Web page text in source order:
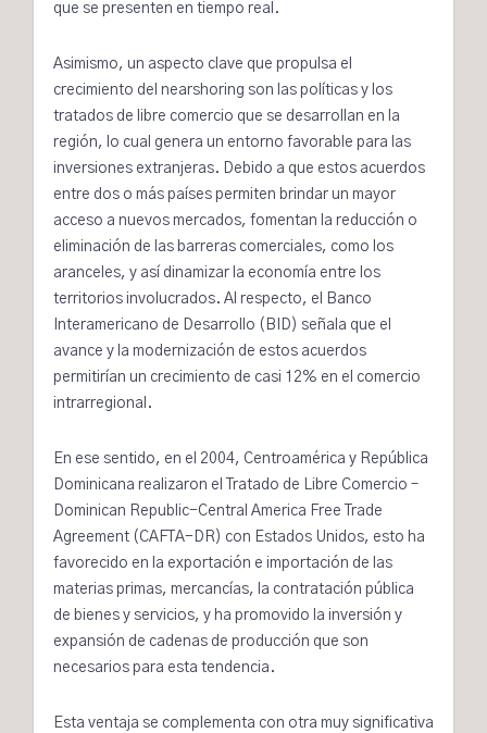
que se presenten en tiempo real.
Asimismo, un aspecto clave que propulsa el
crecimiento del nearshoring son las políticas y los
tratados de libre comercio que se desarrollan en la
región, lo cual genera un entorno favorable para las
inversiones extranjeras. Debido a que estos acuerdos
entre dos o más países permiten brindar un mayor
acceso a nuevos mercados, fomentan la reducción o
eliminación de las barreras comerciales, como los
aranceles, y así dinamizar la economía entre los
territorios involucrados. Al respecto, el Banco
Interamericano de Desarrollo (BID) señala que el
avance y la modernización de estos acuerdos
permitirían un crecimiento de casi 12% en el comercio
intrarregional.
En ese sentido, en el 2004, Centroamérica y República
Dominicana realizaron el Tratado de Libre Comercio –
Dominican Republic-Central America Free Trade
Agreement (CAFTA-DR) con Estados Unidos, esto ha
favorecido en la exportación e importación de las
materias primas, mercancías, la contratación pública
de bienes y servicios, y ha promovido la inversión y
expansión de cadenas de producción que son
necesarios para esta tendencia.
Esta ventaja se complementa con otra muy significativa